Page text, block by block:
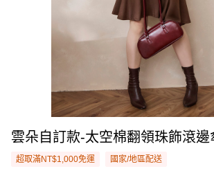
雲朵自訂款-太空棉翻領珠飾滾邊
超取滿NT$1,000免運 國家/地區配送